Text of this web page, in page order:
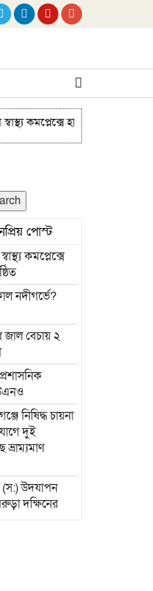
কমপ্লেক্সে হাসপাতাল ব্যবস্থাপনা
পোস্ট
কমপ্লেক্সে
নদীগর্ভে?
জাল বেচায় ২
নিষিদ্ধ চায়না
দুই
(স:) উদযাপন
দক্ষিনের